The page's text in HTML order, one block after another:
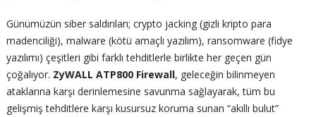
Günümüzün siber saldırıları; crypto jacking (gizli kripto para
madenciliği), malware (kötü amaçlı yazılım), ransomware (fidye
yazılımı) çeşitleri gibi farklı tehditlerle birlikte her geçen gün
çoğalıyor. ZyWALL ATP800 Firewall, geleceğin bilinmeyen
ataklarına karşı derinlemesine savunma sağlayarak, tüm bu
gelişmiş tehditlere karşı kusursuz koruma sunan “akıllı bulut”